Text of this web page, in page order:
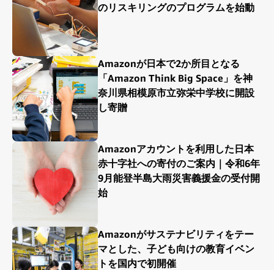
のリスキリングのプログラムを始動
Amazonが日本で2か所目となる
「Amazon Think Big Space」を神
奈川県相模原市立弥栄中学校に開設
し寄贈
Amazonアカウントを利用した日本
赤十字社への寄付のご案内｜令和6年
9月能登半島大雨災害義援金の受付開
始
Amazonがサステナビリティをテー
マとした、子ども向けの教育イベン
トを国内で初開催